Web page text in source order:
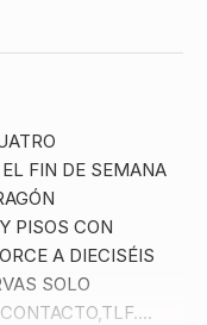
FIN DE SEMANA
PISOS CON
A DIECISÉIS
SOLO